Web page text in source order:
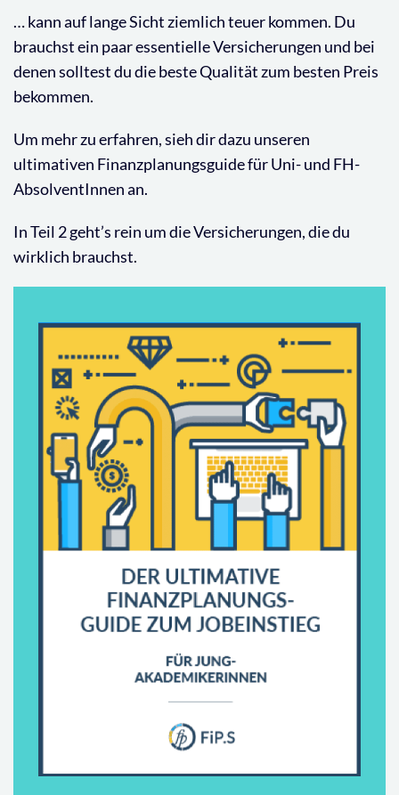
… kann auf lange Sicht ziemlich teuer kommen. Du
brauchst ein paar essentielle Versicherungen und bei
denen solltest du die beste Qualität zum besten Preis
bekommen.
Um mehr zu erfahren, sieh dir dazu unseren
ultimativen Finanzplanungsguide für Uni- und FH-
AbsolventInnen an.
In Teil 2 geht’s rein um die Versicherungen, die du
wirklich brauchst.